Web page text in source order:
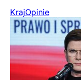
KrajOpinie